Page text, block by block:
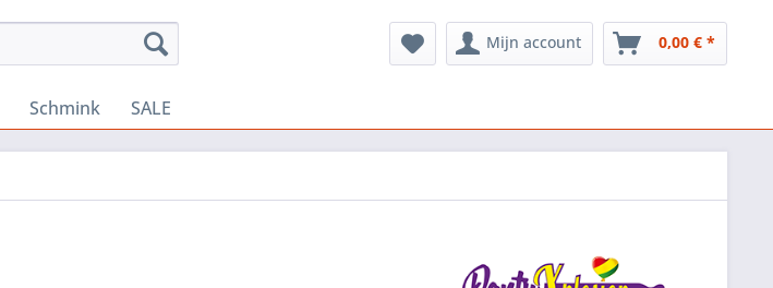
Mijn account 0,00 € *
Schmink SALE